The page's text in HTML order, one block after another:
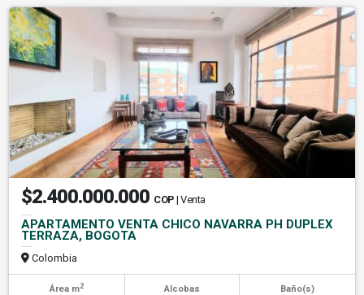
$2.400.000.000 COP | Venta
APARTAMENTO VENTA CHICO NAVARRA PH DUPLEX
TERRAZA, BOGOTA
Colombia
Área m2 Alcobas Baño(s)